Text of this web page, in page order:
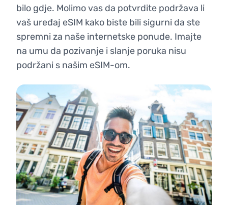
bilo gdje. Molimo vas da potvrdite podržava li
vaš uređaj eSIM kako biste bili sigurni da ste
spremni za naše internetske ponude. Imajte
na umu da pozivanje i slanje poruka nisu
podržani s našim eSIM-om.